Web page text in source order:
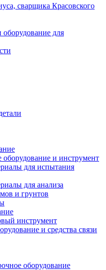
сварщика Красовского
для
и инструмент
для испытания
для анализа
и грунтов
инструмент
и средства связи
оборудование